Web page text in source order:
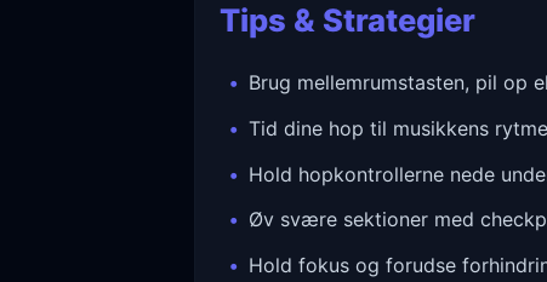
Tips & Strategier
Brug mellemrumstasten, pil op
Tid dine hop til musikkens
Hold hopkontrollerne nede
Øv svære sektioner med
Hold fokus og forudse